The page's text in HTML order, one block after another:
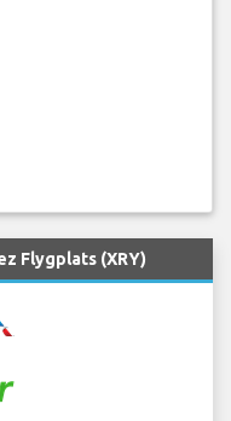
Flygplats (XRY)